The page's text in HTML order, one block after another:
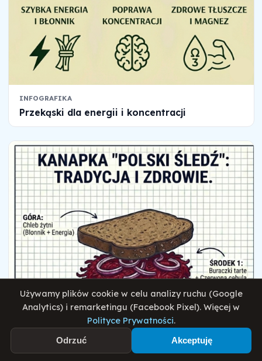
INFOGRAFIKA
Przekąski dla energii i koncentracji
Używamy plików cookie w celu analizy ruchu (Google
Analytics) i remarketingu (Facebook Pixel). Więcej w
Polityce Prywatności.
Odrzuć Akceptuję